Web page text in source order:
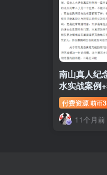
南山真人纪
水实战案例
预测绝技！
付费资源 萌币3
11个月前